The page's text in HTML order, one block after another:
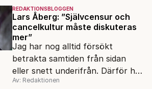
REDAKTIONSBLOGGEN
Lars Åberg: ”Självcensur och
cancelkultur måste diskuteras
mer”
Jag har nog alltid försökt
betrakta samtiden från sidan
eller snett underifrån. Därför har
mina reportage ofta handlat om
Av: Redaktionen